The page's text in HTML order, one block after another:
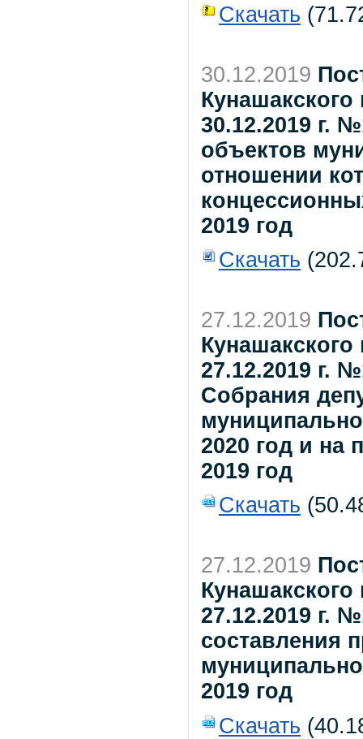
Скачать
30.12.2019
30.12.2019 г.
объектов
отношении
2019 год
Скачать
27.12.2019
27.12.2019 г.
Собрания
2020 год и на
2019 год
Скачать
27.12.2019
27.12.2019 г.
составления
2019 год
Скачать